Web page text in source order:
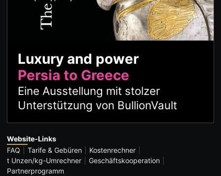
Luxury and power
Persia to Greece
Eine Ausstellung mit stolzer
Unterstützung von BullionVault
Website-Links
FAQ
Tarife & Gebüren
Kostenrechner
t Unzen/kg-Umrechner
Geschäftskooperation
Partnerprogramm